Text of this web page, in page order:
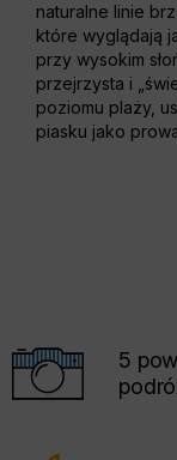
naturalne linie
które wyglądają
przy wysokim
przejrzysta i
poziomu plaży,
piasku jako
5